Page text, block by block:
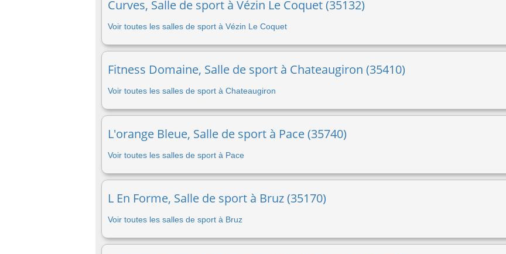
Curves, Salle de sport à Vézin Le Coquet (35132)
Voir toutes les salles de sport à Vézin Le Coquet
Fitness Domaine, Salle de sport à Chateaugiron (35410)
Voir toutes les salles de sport à Chateaugiron
L'orange Bleue, Salle de sport à Pace (35740)
Voir toutes les salles de sport à Pace
L En Forme, Salle de sport à Bruz (35170)
Voir toutes les salles de sport à Bruz